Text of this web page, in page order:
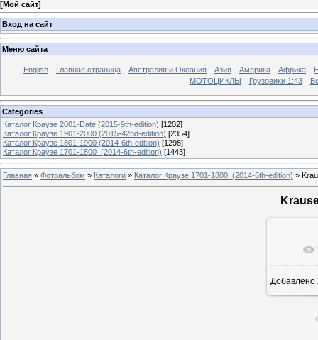
[Мой сайт]
Вход на сайт
Меню сайта
English Главная страница Австралия и Океания Азия Америка Африка
МОТОЦИКЛЫ
Грузовики 1:43
Categories
Каталог Краузе 2001-Date (2015-9th-edition) [1202]
Каталог Краузе 1901-2000 (2015-42nd-edition) [2354]
Каталог Краузе 1801-1900 (2014-6th-edition) [1298]
Каталог Краузе 1701-1800_(2014-6th-edition) [1443]
Главная » Фотоальбом » Каталоги » Каталог Краузе 1701-1800_(2014-6th-edition) »
Добавлено